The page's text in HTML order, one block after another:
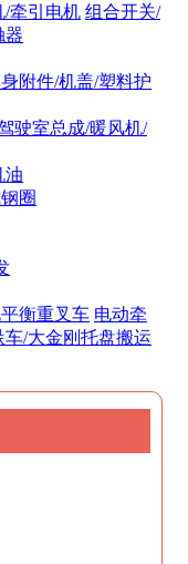
/牵引电机 组合开关/
器
附件/机盖/塑料护
驶室总成/暖风机/
油
圈
衡重叉车 电动牵
车/大金刚托盘搬运